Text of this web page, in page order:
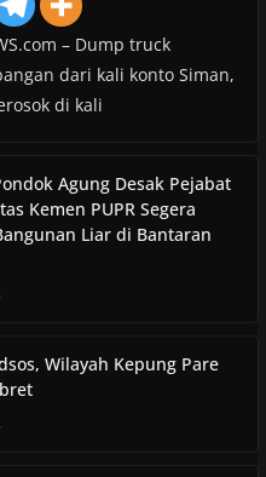
– Dump truck
dari kali konto Siman,
di kali
Agung Desak Pejabat
Kemen PUPR Segera
Liar di Bantaran
Wilayah Kepung Pare